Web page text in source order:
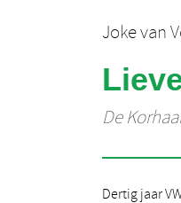
Joke van
De
Dertig jaar